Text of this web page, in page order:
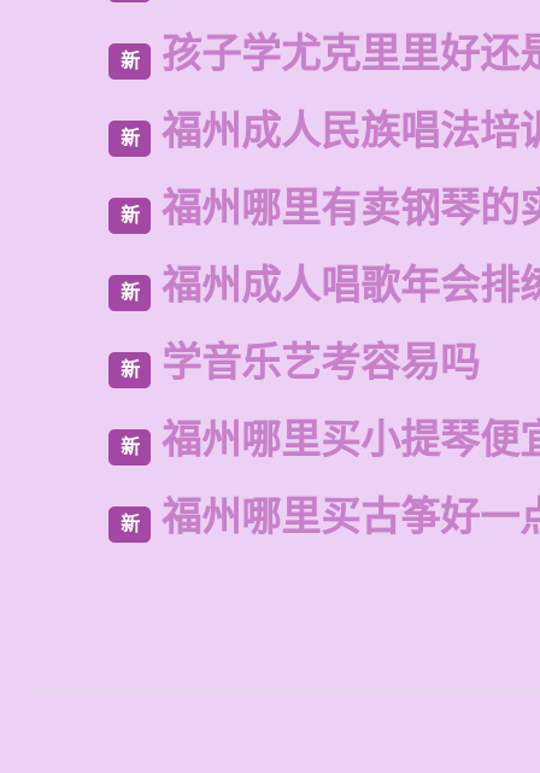
新 孩子学尤克里里好还
新 福州成人民族唱法培
新 福州哪里有卖钢琴的
新 福州成人唱歌年会排
新 学音乐艺考容易吗
新 福州哪里买小提琴便
新 福州哪里买古筝好一